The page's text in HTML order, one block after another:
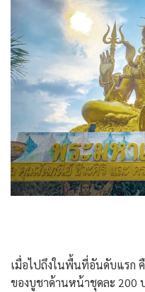
เมื่อไปถึงในพื้นที่อันดับแรก
ของบูชาด้านหน้าชุดละ 200